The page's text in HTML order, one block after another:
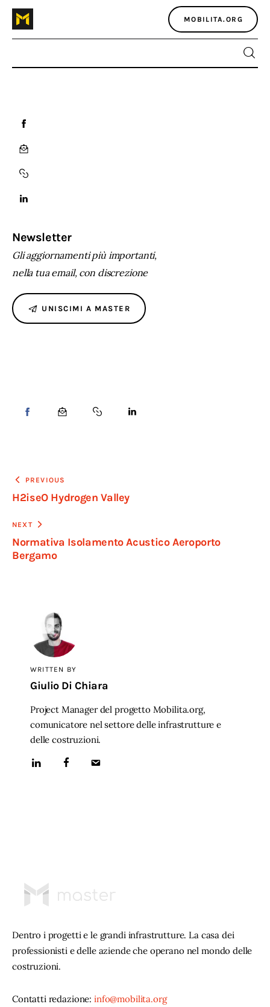
MOBILITA.ORG
Atlante dei masters
Argomenti
Agenzia e media
Contatti
Newsletter
Gli aggiornamenti più importanti,
nella tua email, con discrezione
UNISCIMI A MASTER
PREVIOUS
H2iseO Hydrogen Valley
NEXT
Normativa Isolamento Acustico Aeroporto
Bergamo
WRITTEN BY
Giulio Di Chiara
Project Manager del progetto Mobilita.org,
comunicatore nel settore delle infrastrutture e
delle costruzioni.
Dentro i progetti e le grandi infrastrutture. La casa dei
professionisti e delle aziende che operano nel mondo delle
costruzioni.
Contatti redazione: info@mobilita.org